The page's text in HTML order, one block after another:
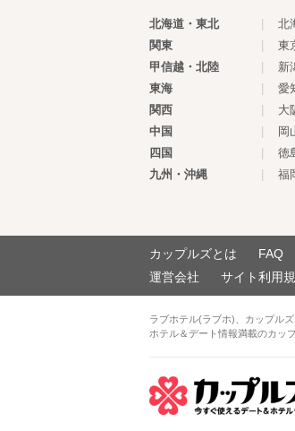
北海道・東北 北
関東
東
甲信越・北陸
新
東海
愛
関西
大
中国
岡
四国
徳
九州・沖縄
福
カップルズとは FAQ
運営会社
サイト利用
ラブホテル(ラブホ)、カップル
ホテル＆デート情報満載のカッ